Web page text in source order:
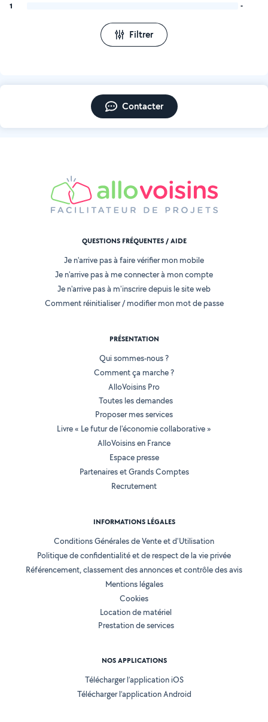
1
-
Filtrer
Contacter
QUESTIONS FRÉQUENTES / AIDE
Je n'arrive pas à faire vérifier mon mobile
Je n'arrive pas à me connecter à mon compte
Je n'arrive pas à m'inscrire depuis le site web
Comment réinitialiser / modifier mon mot de passe
PRÉSENTATION
Qui sommes-nous ?
Comment ça marche ?
AlloVoisins Pro
Toutes les demandes
Proposer mes services
Livre « Le futur de l'économie collaborative »
AlloVoisins en France
Espace presse
Partenaires et Grands Comptes
Recrutement
INFORMATIONS LÉGALES
Conditions Générales de Vente et d'Utilisation
Politique de confidentialité et de respect de la vie privée
Référencement, classement des annonces et contrôle des avis
Mentions légales
Cookies
Location de matériel
Prestation de services
NOS APPLICATIONS
Télécharger l’application iOS
Télécharger l’application Android